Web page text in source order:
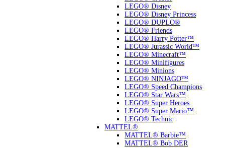
LEGO® Disney
LEGO® Disney Princess
LEGO® DUPLO®
LEGO® Friends
LEGO® Harry Potter™
LEGO® Jurassic World™
LEGO® Minecraft™
LEGO® Minifigures
LEGO® Minions
LEGO® NINJAGO™
LEGO® Speed Champions
LEGO® Star Wars™
LEGO® Super Heroes
LEGO® Super Mario™
LEGO® Technic
MATTEL®
MATTEL® Barbie™
MATTEL® Bob DER